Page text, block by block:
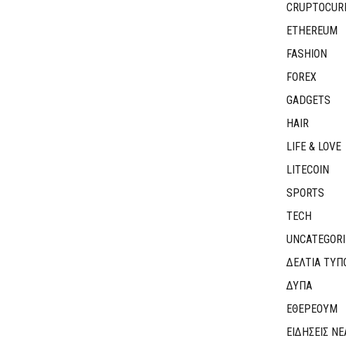
ETHEREUM
FASHION
FOREX
GADGETS
HAIR
LIFE & LOVE
LITECOIN
SPORTS
TECH
ΔΕΛΤΙΑ
ΔΥΠΑ
ΕΘΈΡΕΟΥΜ
ΕΙΔΗΣΕΙΣ